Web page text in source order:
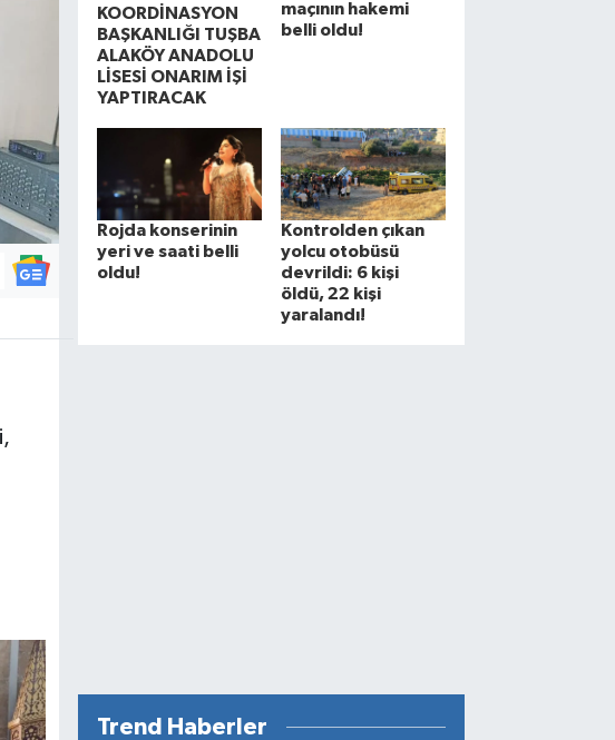
KOORDİNASYON
BAŞKANLIĞI TUŞBA
ALAKÖY ANADOLU
LİSESİ ONARIM İŞİ
YAPTIRACAK
maçının hakemi
belli oldu!
Rojda konserinin
yeri ve saati belli
oldu!
Kontrolden çıkan
yolcu otobüsü
devrildi: 6 kişi
öldü, 22 kişi
yaralandı!
Trend Haberler